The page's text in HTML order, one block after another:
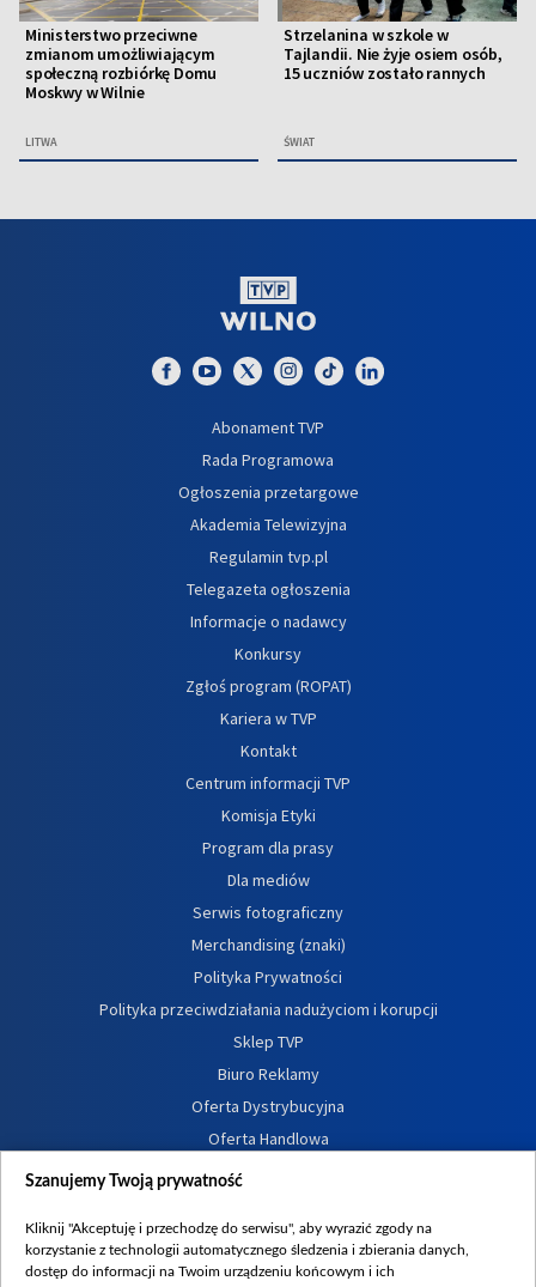
Ministerstwo przeciwne
zmianom umożliwiającym
społeczną rozbiórkę Domu
Moskwy w Wilnie
LITWA
Strzelanina w szkole w
Tajlandii. Nie żyje osiem osób,
15 uczniów zostało rannych
ŚWIAT
Abonament TVP
Rada Programowa
Ogłoszenia przetargowe
Akademia Telewizyjna
Regulamin tvp.pl
Telegazeta ogłoszenia
Informacje o nadawcy
Konkursy
Zgłoś program (ROPAT)
Kariera w TVP
Kontakt
Centrum informacji TVP
Komisja Etyki
Program dla prasy
Dla mediów
Serwis fotograficzny
Merchandising (znaki)
Polityka Prywatności
Polityka przeciwdziałania nadużyciom i korupcji
Sklep TVP
Biuro Reklamy
Oferta Dystrybucyjna
Oferta Handlowa
Dostępność
Procedura zgłoszeń wewnętrznych
Szanujemy Twoją prywatność
Kliknij "Akceptuję i przechodzę do serwisu", aby wyrazić zgody na
korzystanie z technologii automatycznego śledzenia i zbierania danych,
dostęp do informacji na Twoim urządzeniu końcowym i ich